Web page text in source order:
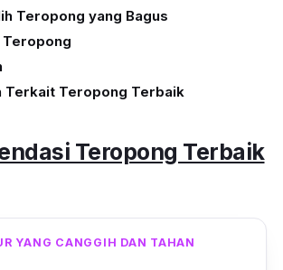
Teropong yang Bagus
Terkait Teropong Terbaik
Teropong Terbaik
YANG CANGGIH DAN TAHAN